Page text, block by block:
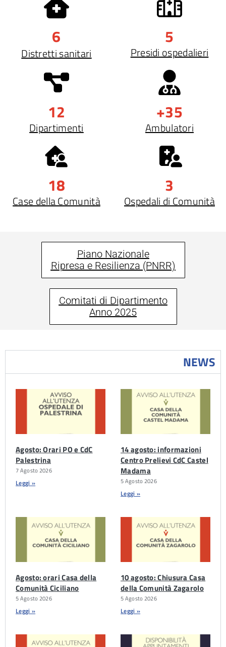
6
Distretti sanitari
5
Presidi ospedalieri
12
Dipartimenti
+35
Ambulatori
18
Case della Comunità
3
Ospedali di Comunità
Piano Nazionale
Ripresa e Resilienza (PNRR)
Comitati di Dipartimento
Anno 2025
NEWS
Agosto: Orari PO e CdC
Palestrina
7 Agosto 2026
Leggi »
14 agosto: informazioni
Centro Prelievi CdC Castel
Madama
5 Agosto 2026
Leggi »
Agosto: orari Casa della
Comunità Ciciliano
5 Agosto 2026
Leggi »
10 agosto: Chiusura Casa
della Comunità Zagarolo
5 Agosto 2026
Leggi »